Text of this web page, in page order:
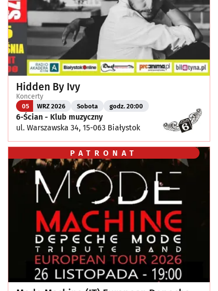
Hidden By Ivy
Koncerty
05 WRZ 2026 Sobota godz. 20:00
6-Ścian - Klub muzyczny
ul. Warszawska 34, 15-063 Białystok
PATRONAT